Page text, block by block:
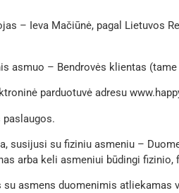
– Ieva Mačiūnė, pagal Lietuvos
asmuo – Bendrovės klientas
parduotuvė adresu
susijusi su fiziniu asmeniu –
arba keli asmeniui būdingi
asmens duomenimis